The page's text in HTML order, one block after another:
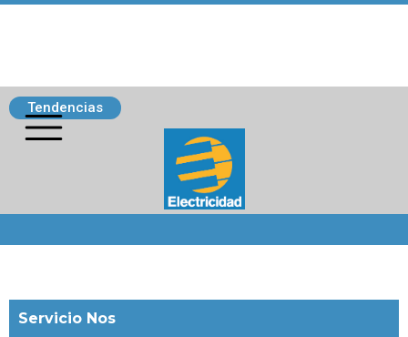
Tendencias
Servicio Nos